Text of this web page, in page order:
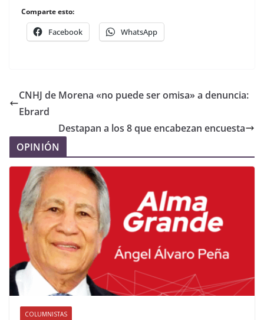
Comparte esto:
Facebook WhatsApp
CNHJ de Morena «no puede ser omisa» a denuncia:
Ebrard
Destapan a los 8 que encabezan encuesta
OPINIÓN
COLUMNISTAS